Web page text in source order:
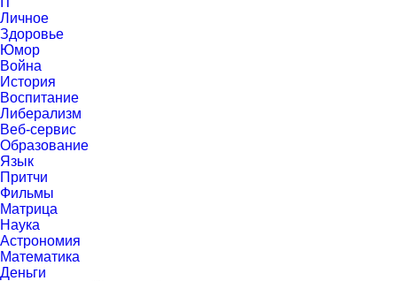
Личное
Здоровье
Юмор
Война
История
Воспитание
Либерализм
Веб-сервис
Образование
Язык
Притчи
Фильмы
Матрица
Наука
Астрономия
Математика
Деньги